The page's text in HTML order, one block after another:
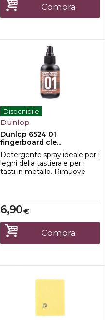
aumentare la durata del tuo
hardware, come accordatori,
ponti e tremoli. Con il s...
Compra
Disponibile
Dunlop
Dunlop 6524 01
fingerboard cle...
Detergente spray ideale per i
legni della tastiera e per i
tasti in metallo. Rimuove
strumento.
€
6,90
Compra